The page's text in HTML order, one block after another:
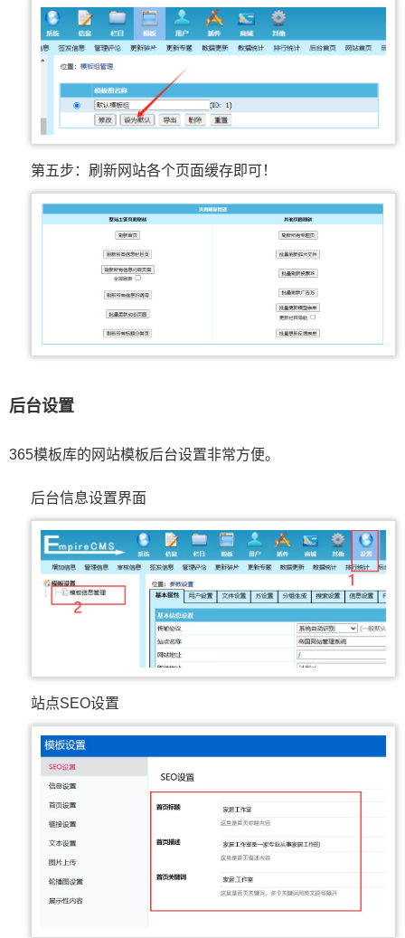
第五步：刷新网站各个页面缓存即可！
后台设置
365模板库的网站模板后台设置非常方便。
后台信息设置界面
站点SEO设置